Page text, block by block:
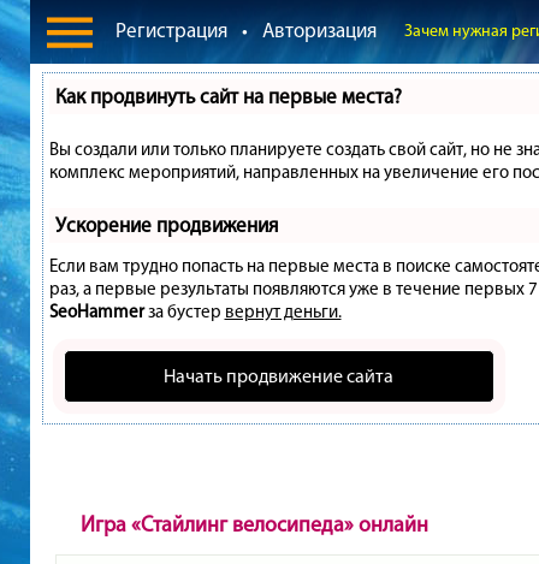
Регистрация • Авторизация Зачем нужная
Как продвинуть сайт на первые места?
Вы создали или только планируете создать свой сайт, но не
комплекс мероприятий, направленных на увеличение его
Ускорение продвижения
Если вам трудно попасть на первые места в поиске
раз, а первые результаты появляются уже в течение первых
SeoHammerза бустер вернут деньги.
Начать продвижение сайта
Игра «Стайлинг велосипеда» онлайн